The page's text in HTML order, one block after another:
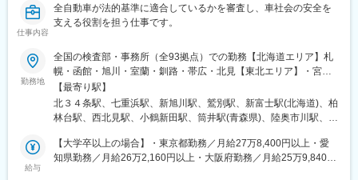
仕事内容
全自動車が法的基準に適合しているかを審査し、車社会の安全を
支える役割を担う仕事です。
勤務地
全国の検査部・事務所（全93拠点）での勤務【北海道エリア】札
幌・函館・旭川・室蘭・釧路・帯広・北見【東北エリア】・宮城
（仙台）・青森・八戸・岩手・秋田・山形・庄内・福島・いわき
【関東エリア】・品川・練馬・足立・八王子・多摩・茨城・土
浦・栃木・佐野・群馬・埼玉・熊谷・所沢・春日部・千葉・習志
エリア】・新潟・長岡・富山・石川・長野・松本【中部エリ
ア】・名古屋・豊橋・西三河・小牧・福井・岐阜・飛騨・静岡・
【最寄り駅】
北３４条駅、七重浜駅、新旭川駅、鷲別駅、新富士駅(北海道)、柏
林台駅、西北見駅、小鶴新田駅、筒井駅(青森県)、陸奥市川駅、岩
県)、内郷駅、鮫洲駅、東武練馬駅、六町駅、小宮駅、西国立駅、
水戸駅、荒川沖駅、江曽島駅、田島駅、上泉駅、西大宮駅、明戸
給与
【大学卒以上の場合】・東京都勤務／月給27万8,400円以上・愛
知県勤務／月給26万2,160円以上・大阪府勤務／月給25万9,840円